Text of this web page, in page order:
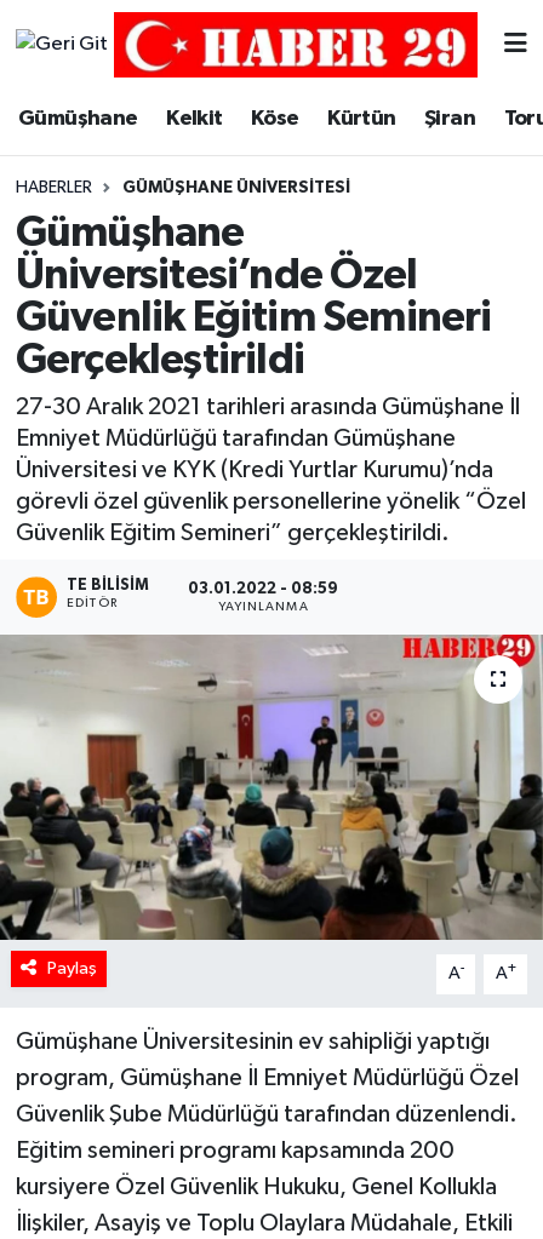
Gümüşhane Kelkit Köse Kürtün Şiran
HABERLER GÜMÜŞHANE ÜNIVERSITESI
Gümüşhane
Üniversitesi’nde Özel
Güvenlik Eğitim Semineri
Gerçekleştirildi
27-30 Aralık 2021 tarihleri arasında Gümüşhane İl
Emniyet Müdürlüğü tarafından Gümüşhane
Üniversitesi ve KYK (Kredi Yurtlar Kurumu)’nda
görevli özel güvenlik personellerine yönelik “Özel
Güvenlik Eğitim Semineri” gerçekleştirildi.
TE BILISIM
EDITÖR
03.01.2022 - 08:59
YAYINLANMA
Paylaş A- A+
Gümüşhane Üniversitesinin ev sahipliği yaptığı
program, Gümüşhane İl Emniyet Müdürlüğü Özel
Güvenlik Şube Müdürlüğü tarafından düzenlendi.
Eğitim semineri programı kapsamında 200
kursiyere Özel Güvenlik Hukuku, Genel Kollukla
İlişkiler, Asayiş ve Toplu Olaylara Müdahale, Etkili
Merkez Trafik Yoğunluk Haritası
Süper Lig Puan Durumu ve Fikstür
Tüm Manşetler
Son Dakika Haberleri
Haber Arşivi